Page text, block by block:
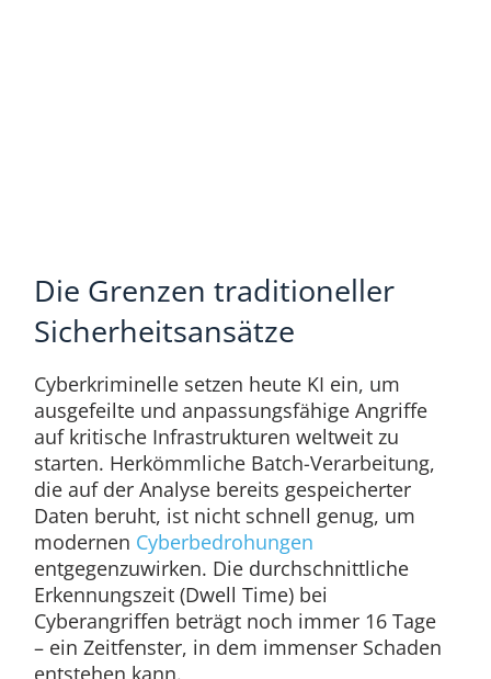
Die Grenzen traditioneller
Sicherheitsansätze
Cyberkriminelle setzen heute KI ein, um
ausgefeilte und anpassungsfähige Angriffe
auf kritische Infrastrukturen weltweit zu
starten. Herkömmliche Batch-Verarbeitung,
die auf der Analyse bereits gespeicherter
Daten beruht, ist nicht schnell genug, um
modernen Cyberbedrohungen
entgegenzuwirken. Die durchschnittliche
Erkennungszeit (Dwell Time) bei
Cyberangriffen beträgt noch immer 16 Tage
– ein Zeitfenster, in dem immenser Schaden